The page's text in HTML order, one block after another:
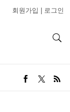
회원가입 로그인